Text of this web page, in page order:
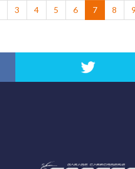
3 4 5 6 7 8